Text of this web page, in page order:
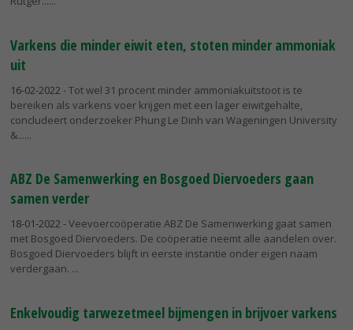
Varkens die minder eiwit eten, stoten minder ammoniak
uit
16-02-2022 - Tot wel 31 procent minder ammoniakuitstoot is te
bereiken als varkens voer krijgen met een lager eiwitgehalte,
concludeert onderzoeker Phung Le Dinh van Wageningen University
&...
ABZ De Samenwerking en Bosgoed Diervoeders gaan
samen verder
18-01-2022 - Veevoercoöperatie ABZ De Samenwerking gaat samen
met Bosgoed Diervoeders. De coöperatie neemt alle aandelen over.
Bosgoed Diervoeders blijft in eerste instantie onder eigen naam
verdergaan.
Enkelvoudig tarwezetmeel bijmengen in brijvoer varkens